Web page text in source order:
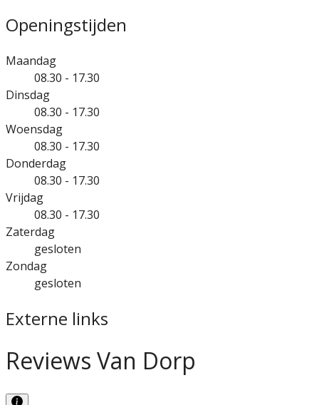
Openingstijden
Maandag
08.30 - 17.30
Dinsdag
08.30 - 17.30
Woensdag
08.30 - 17.30
Donderdag
08.30 - 17.30
Vrijdag
08.30 - 17.30
Zaterdag
gesloten
Zondag
gesloten
Externe links
Reviews Van Dorp